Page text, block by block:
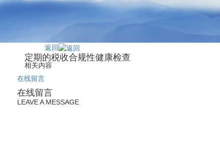
返回
定期的税收合规性健康检查
相关内容
在线留言
在线留言
LEAVE A MESSAGE